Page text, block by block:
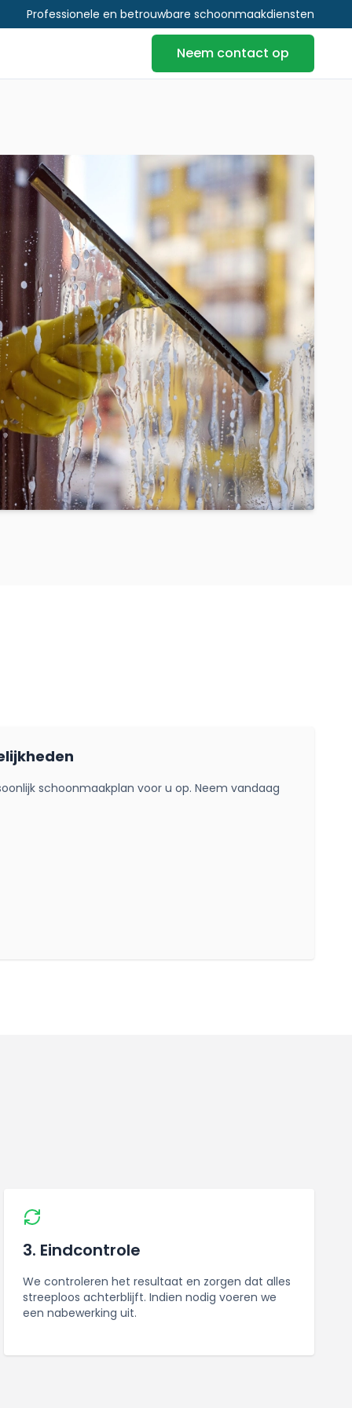
Professionele en betrouwbare schoonmaakdiensten
Neem contact op
schoonmaakplan voor u op. Neem vandaag
3. Eindcontrole
We controleren het resultaat en zorgen dat alles
streeploos achterblijft. Indien nodig voeren we
een nabewerking uit.